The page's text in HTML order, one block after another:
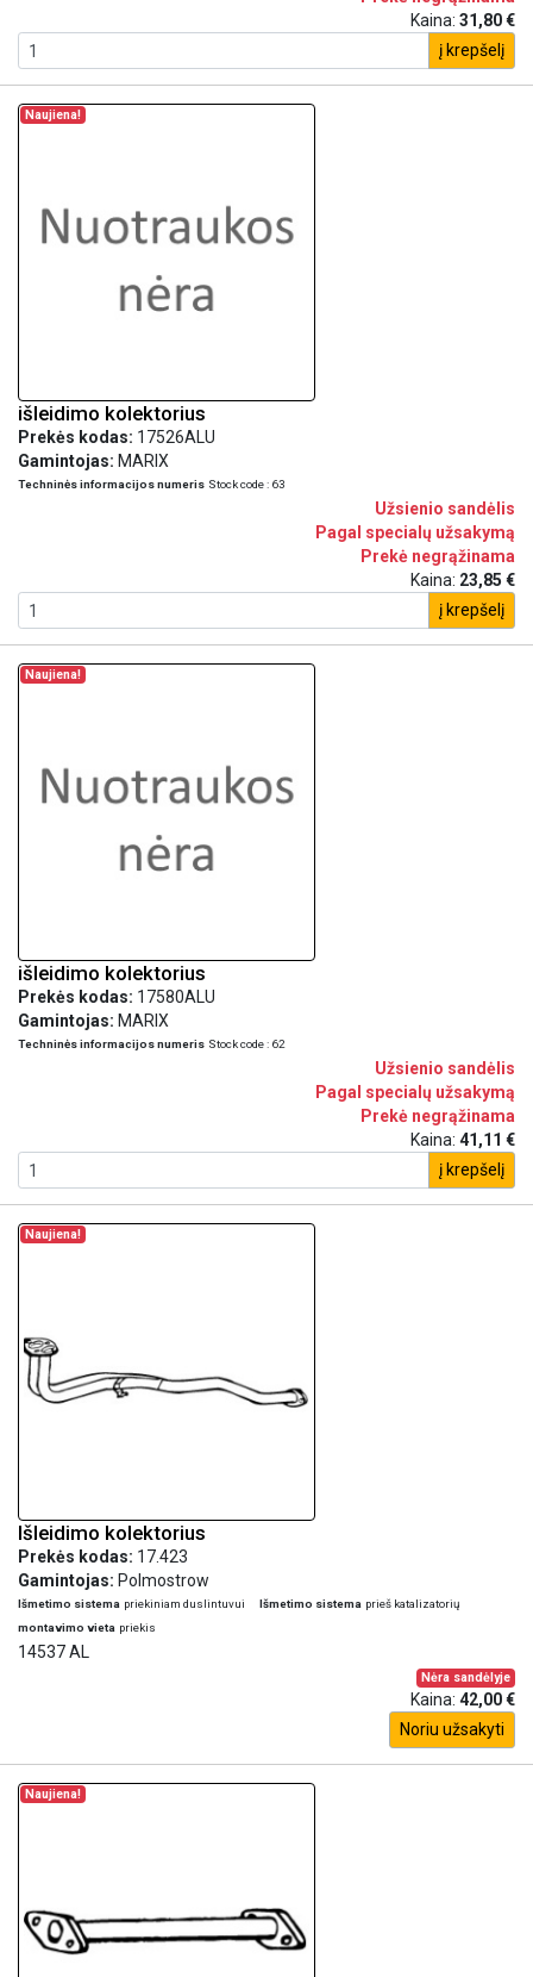
Kaina: 31,80 €
į krepšelį
Naujiena!
išleidimo kolektorius
Prekės kodas: 17526ALU
Gamintojas: MARIX
Techninės informacijos numeris Stock code : 63
Užsienio sandėlis
Pagal specialų užsakymą
Prekė negrąžinama
Kaina: 23,85 €
į krepšelį
Naujiena!
išleidimo kolektorius
Prekės kodas: 17580ALU
Gamintojas: MARIX
Techninės informacijos numeris Stock code : 62
Užsienio sandėlis
Pagal specialų užsakymą
Prekė negrąžinama
Kaina: 41,11 €
į krepšelį
Naujiena!
Išleidimo kolektorius
Prekės kodas: 17.423
Gamintojas: Polmostrow
Išmetimo sistema priekiniam duslintuvui Išmetimo sistema prieš katalizatorių
montavimo vieta priekis
14537 AL
Nėra sandėlyje
Kaina: 42,00 €
Noriu užsakyti
Naujiena!